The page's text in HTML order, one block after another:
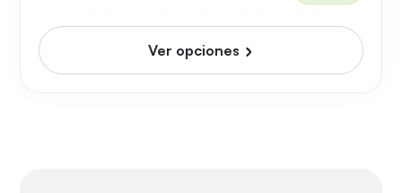
Ver opciones